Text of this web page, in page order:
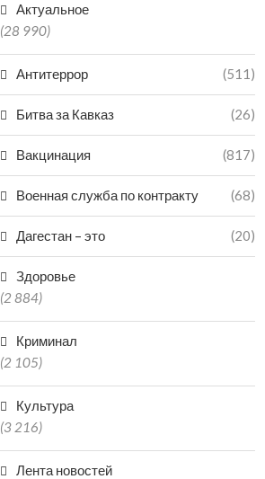
Актуальное
(28 990)
Антитеррор (511)
Битва за Кавказ (26)
Вакцинация (817)
Военная служба по контракту (68)
Дагестан – это (20)
Здоровье
(2 884)
Криминал
(2 105)
Культура
(3 216)
Лента новостей